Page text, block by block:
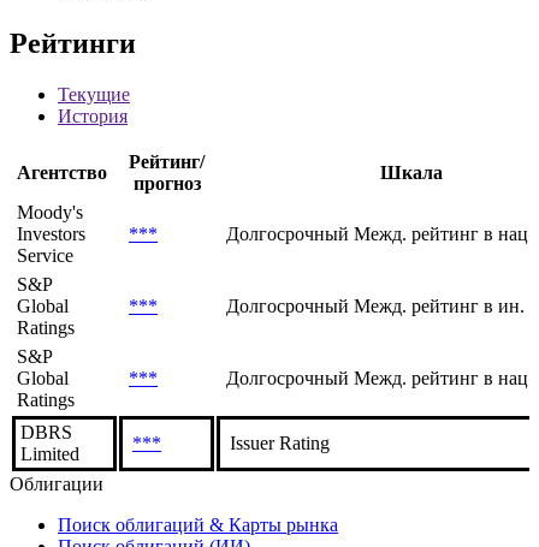
EIN
Рейтинги
Текущие
Агентство
Рейтинг/
Moody's
Investors
Service
*** Долгосрочный Межд. рейтинг в нац.
S&P
Global
Ratings
*** Долгосрочный Межд. рейтинг в ин.
S&P
Global
Ratings
Долгосрочный Межд. рейтинг в нац.
DBRS
Limited
***
Issuer Rating